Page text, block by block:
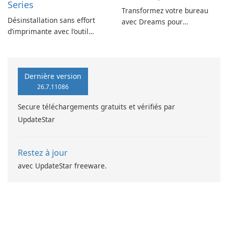
Series
Désinstallation sans effort
d’imprimante avec l’outil
Transformez votre bureau
avec Dreams pour
Dernière version
26.7.11086
Secure téléchargements gratuits et vérifiés par
UpdateStar
Restez à jour
avec UpdateStar freeware.